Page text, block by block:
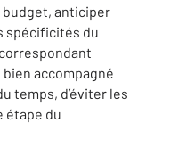
anticiper
spécificités du
accompagné
temps, d’éviter les
étape du